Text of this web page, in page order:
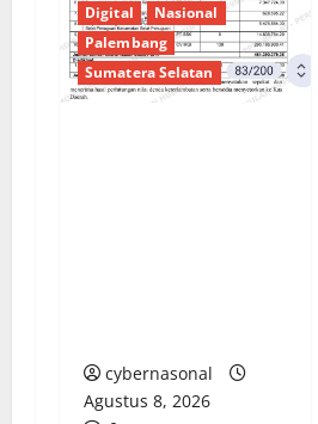
Digital
Nasional
Palembang
Sumatera Selatan
cybernasonal
Agustus 8, 2026